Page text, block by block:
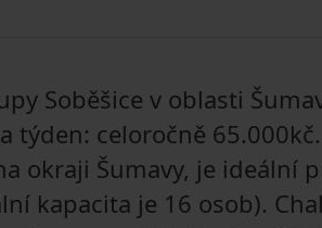
Soběšice v oblasti
týden: celoročně
okraji Šumavy, je ideální
kapacita je 16 osob).